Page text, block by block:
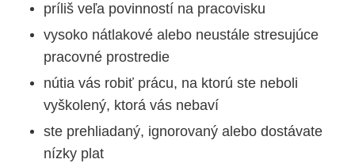
príliš veľa povinností na pracovisku
vysoko nátlakové alebo neustále stresujúce
pracovné prostredie
nútia vás robiť prácu, na ktorú ste neboli
vyškolený, ktorá vás nebaví
ste prehliadaný, ignorovaný alebo dostávate
nízky plat